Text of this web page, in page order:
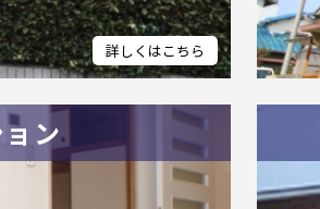
ン